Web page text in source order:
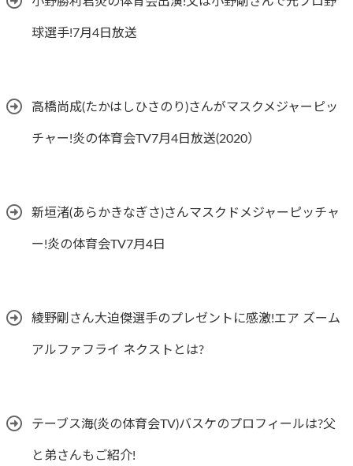
球選手!7月4日放送
高橋尚成(たかはしひさのり)さんがマスクメジャーピッ
チャー!炎の体育会TV7月4日放送(2020）
新垣渚(あらかきなぎさ)さんマスクドメジャーピッチャ
ー!炎の体育会TV7月4日
綾野剛さん大迫傑選手のプレゼントに感激!エア ズーム
アルファフライ ネクストとは?
テーブス海(炎の体育会TV)バスケのプロフィールは?父
と弟さんもご紹介!